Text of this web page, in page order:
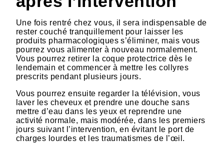
Une fois rentré chez vous, il sera indispensable de
rester couché tranquillement pour laisser les
produits pharmacologiques s’éliminer, mais vous
pourrez vous alimenter à nouveau normalement.
Vous pourrez retirer la coque protectrice dès le
lendemain et commencer à mettre les collyres
prescrits pendant plusieurs jours.
Vous pourrez ensuite regarder la télévision, vous
laver les cheveux et prendre une douche sans
mettre d’eau dans les yeux et reprendre une
activité normale, mais modérée, dans les premiers
jours suivant l’intervention, en évitant le port de
charges lourdes et les traumatismes de l’œil.